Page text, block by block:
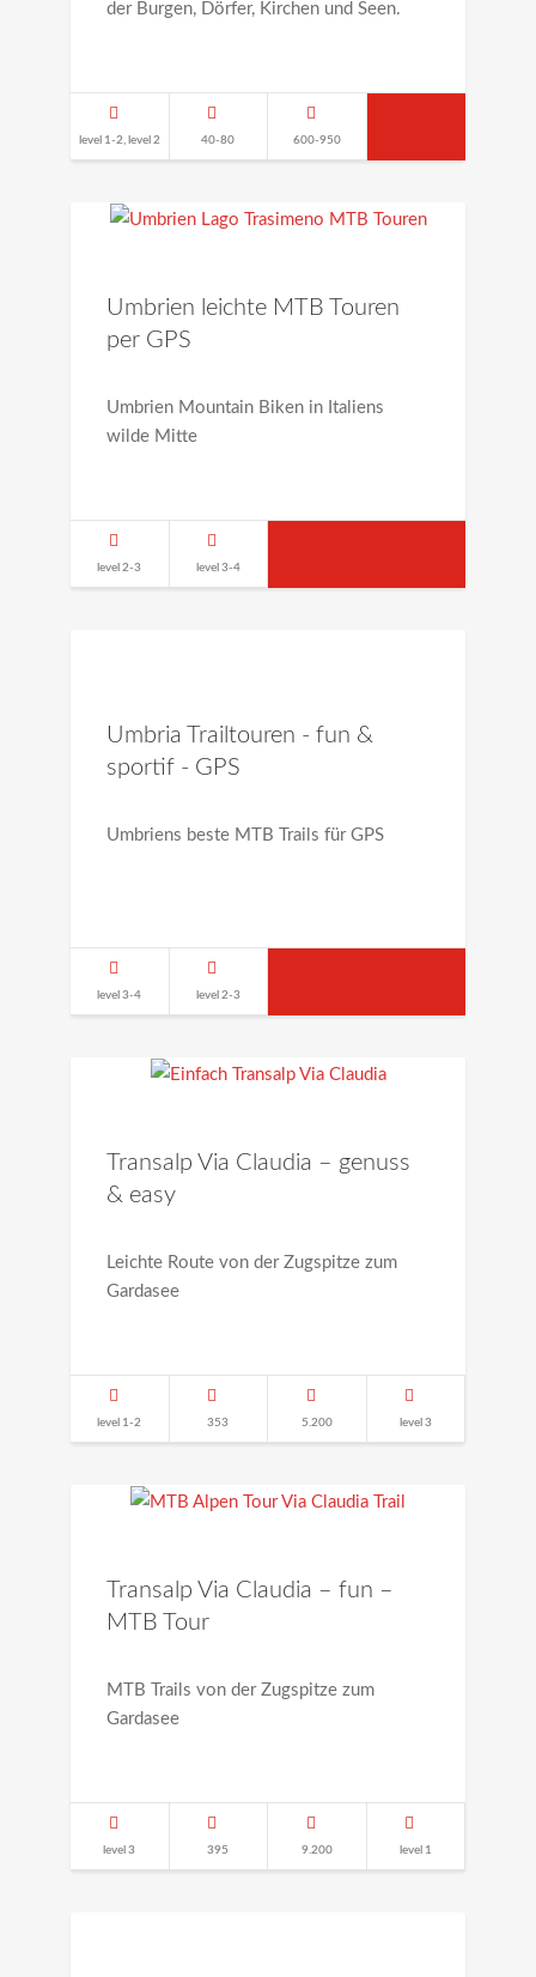
der Burgen, Dörfer, Kirchen und Seen.
level 1-2, level 2 40-80 600-950
Umbrien leichte MTB Touren
per GPS
Umbrien Mountain Biken in Italiens
wilde Mitte
level 2-3 level 3-4
Umbria Trailtouren - fun &
sportif - GPS
Umbriens beste MTB Trails für GPS
level 3-4 level 2-3
Transalp Via Claudia – genuss
& easy
Leichte Route von der Zugspitze zum
Gardasee
level 1-2 353 5.200 level 3
Transalp Via Claudia – fun –
MTB Tour
MTB Trails von der Zugspitze zum
Gardasee
level 3 395 9.200 level 1